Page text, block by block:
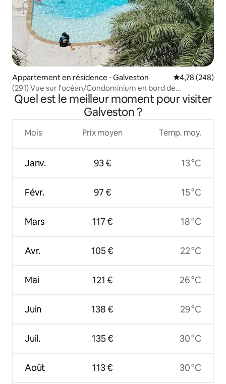
Appartement en résidence ⋅ Galveston Évaluation
4,78 (248)
(291) Vue sur l'océan/Condominium en bord de
mer/Piscine chauffée
Quel est le meilleur moment pour visiter
Galveston ?
Mois
Janv.
Févr.
Mars
Avr.
Mai
Juin
Juil.
Août
Prix moyen
93 €
97 €
117 €
105 €
121 €
138 €
135 €
113 €
Temp. moy.
13 °C
15 °C
18 °C
22 °C
26 °C
29 °C
30 °C
30 °C